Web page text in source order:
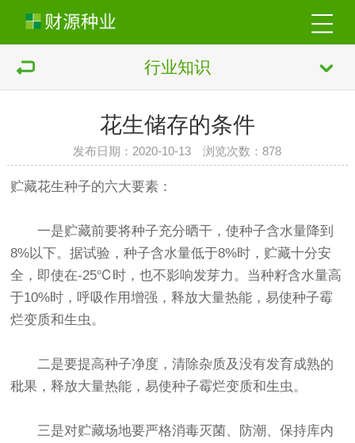
行业知识
花生储存的条件
发布日期：2020-10-13 浏览次数：878
贮藏花生种子的六大要素：
一是贮藏前要将种子充分晒干，使种子含水量降到
8%以下。据试验，种子含水量低于8%时，贮藏十分安
全，即使在-25℃时，也不影响发芽力。当种籽含水量高
于10%时，呼吸作用增强，释放大量热能，易使种子霉
烂变质和生虫。
二是要提高种子净度，清除杂质及没有发育成熟的
秕果，释放大量热能，易使种子霉烂变质和生虫。
三是对贮藏场地要严格消毒灭菌、防潮、保持库内